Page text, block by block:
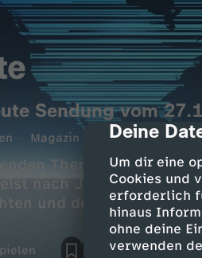
cmp-
Deine
Um dir eine
Cookies und
erforderlich
hinaus
ohne deine
verwenden
Sendung vom
Magazin informativ 10
Themen: Chip-
nach Japan; Mileis
und dem Wetter.